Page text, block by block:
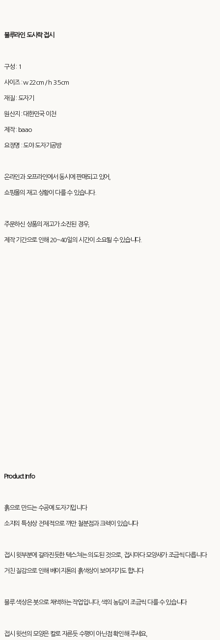
블루라인 도시락 접시
구성 : 1
사이즈 : w 22cm / h 3.5cm
재질 : 도자기
원산지 : 대한민국 이천
제작 : baao
요장명 : 도야 도자기공방
온라인과 오프라인에서 동시에 판매되고 있어,
쇼핑몰의 재고 상황이 다를 수 있습니다.
주문하신 상품의 재고가 소진된 경우,
제작 기간으로 인해 20~40일의 시간이 소요될 수 있습니다.
Product Info
흙으로 만드는 수공예 도자기입니다
소지의 특성상 전체적으로 까만 철분점과 크렉이 있습니다
접시 윗부분에 갈라진듯한 텍스쳐는 의도된 것으로, 접시마다 모양새가 조금씩 다릅니다
거친 질감으로 인해 베이지톤의 흙색상이 보여지기도 합니다
블루 색상은 붓으로 채색하는 작업입니다, 색의 농담이 조금씩 다를 수 있습니다
접시 윗선의 모양은 칼로 자른듯 수평이 아닌점 확인해 주세요,